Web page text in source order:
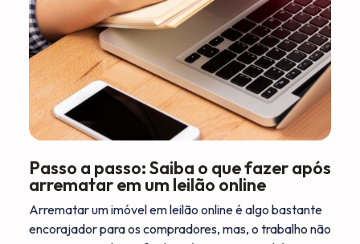
Passo a passo: Saiba o que fazer após
arrematar em um leilão online
Arrematar um imóvel em leilão online é algo bastante
encorajador para os compradores, mas, o trabalho não